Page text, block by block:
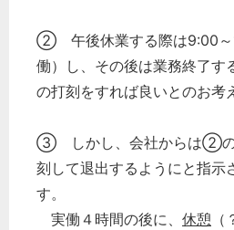
② 午後休業する際は9:00～
働）し、その後は業務終了す
の打刻をすれば良いとのお考
③ しかし、会社からは②の
刻して退出するようにと指示
す。
実働４時間の後に、 休憩